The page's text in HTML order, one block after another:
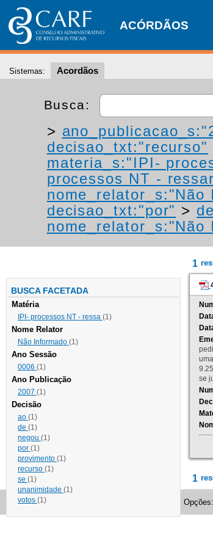
ACÓRDÃOS
Sistemas: Acordãos
Busca:
>
decisao_txt:"recurso"
materia_s:"IPI-
processos NT -
nome_relator_s:"Não
decisao_txt:"por" >
nome_relator_s:"Não
BUSCA FACETADA
Matéria
IPI- processos NT - ressa (1)
Nome Relator
Não Informado (1)
Ano Sessão
0006 (1)
Ano Publicação
2007 (1)
Decisão
ao (1)
de (1)
negou (1)
por (1)
provimento (1)
recurso (1)
se (1)
unanimidade (1)
votos (1)
1
se
1
Opções: